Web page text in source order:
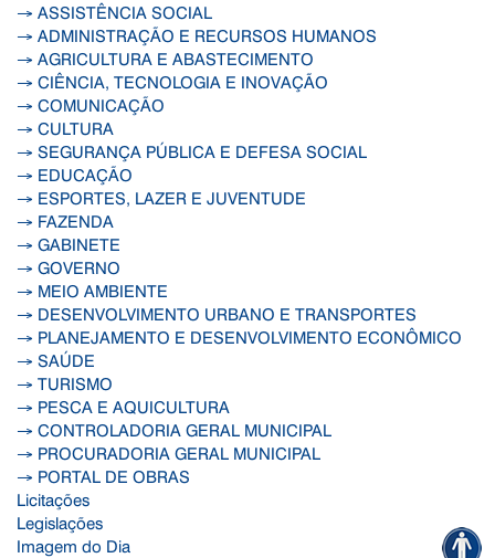
→ ASSISTÊNCIA SOCIAL
→ ADMINISTRAÇÃO E RECURSOS HUMANOS
→ AGRICULTURA E ABASTECIMENTO
→ CIÊNCIA, TECNOLOGIA E INOVAÇÃO
→ COMUNICAÇÃO
→ CULTURA
→ SEGURANÇA PÚBLICA E DEFESA SOCIAL
→ EDUCAÇÃO
→ ESPORTES, LAZER E JUVENTUDE
→ FAZENDA
→ GABINETE
→ GOVERNO
→ MEIO AMBIENTE
→ DESENVOLVIMENTO URBANO E TRANSPORTES
→ PLANEJAMENTO E DESENVOLVIMENTO ECONÔMICO
→ SAÚDE
→ TURISMO
→ PESCA E AQUICULTURA
→ CONTROLADORIA GERAL MUNICIPAL
→ PROCURADORIA GERAL MUNICIPAL
→ PORTAL DE OBRAS
Licitações
Legislações
Imagem do Dia